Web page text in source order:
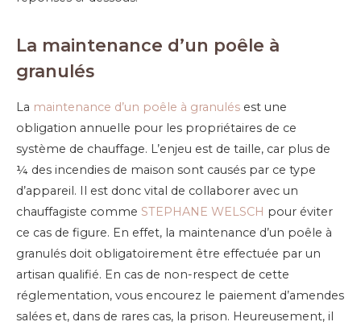
La maintenance d’un poêle à
granulés
La maintenance d’un poêle à granulés est une
obligation annuelle pour les propriétaires de ce
système de chauffage. L’enjeu est de taille, car plus de
¼ des incendies de maison sont causés par ce type
d’appareil. Il est donc vital de collaborer avec un
chauffagiste comme STEPHANE WELSCH pour éviter
ce cas de figure. En effet, la maintenance d’un poêle à
granulés doit obligatoirement être effectuée par un
artisan qualifié. En cas de non-respect de cette
réglementation, vous encourez le paiement d’amendes
salées et, dans de rares cas, la prison. Heureusement, il